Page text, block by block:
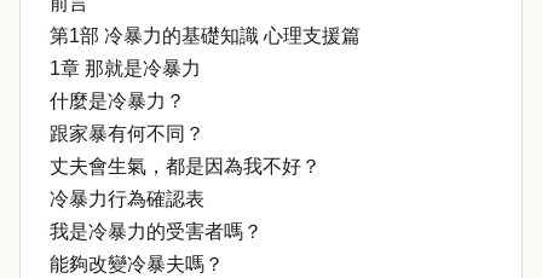
第1部 冷暴力的基礎知識 心理支援篇
1章 那就是冷暴力
什麼是冷暴力？
跟家暴有何不同？
丈夫會生氣，都是因為我不好？
冷暴力行為確認表
我是冷暴力的受害者嗎？
能夠改變冷暴夫嗎？